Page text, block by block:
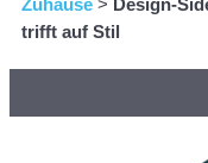
Zuhause > Design-
trifft auf Stil